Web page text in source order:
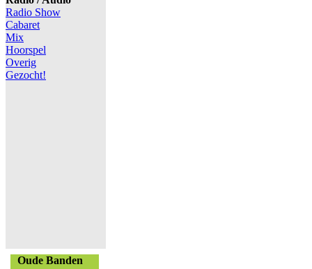
Radio Show
Cabaret
Mix
Hoorspel
Overig
Gezocht!
Oude Banden